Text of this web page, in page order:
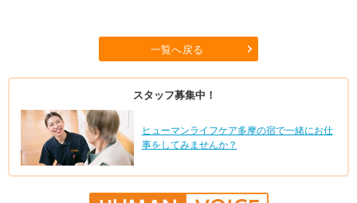
一覧へ戻る
スタッフ募集中！
ヒューマンライフケア多摩の宿で一緒にお仕
事をしてみませんか？